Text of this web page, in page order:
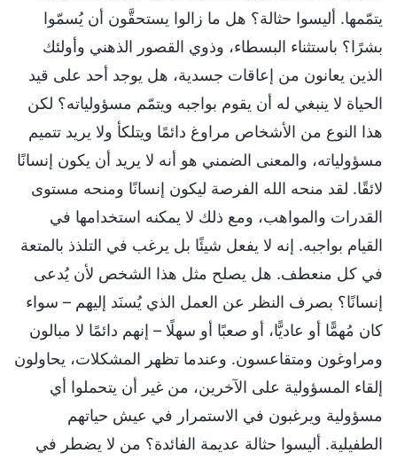
يتمّمها. أليسوا حثالة؟ هل ما زالوا يستحقَّون أن يُسمّوا
بشرًا؟ باستثناء البسطاء، وذوي القصور الذهني وأولئك
الذين يعانون من إعاقات جسدية، هل يوجد أحد على قيد
الحياة لا ينبغي له أن يقوم بواجبه ويتمّم مسؤولياته؟ لكن
هذا النوع من الأشخاص مراوغ دائمًا ويتلكأ ولا يريد تتميم
مسؤولياته، والمعنى الضمني هو أنه لا يريد أن يكون إنسانًا
لائقًا. لقد منحه الله الفرصة ليكون إنسانًا ومنحه مستوى
القدرات والمواهب، ومع ذلك لا يمكنه استخدامها في
القيام بواجبه. إنه لا يفعل شيئًا بل يرغب في التلذذ بالمتعة
في كل منعطف. هل يصلح مثل هذا الشخص لأن يُدعى
إنسانًا؟ بصرف النظر عن العمل الذي يُسنَد إليهم – سواء
كان مُهمًّا أو عاديًّا، أو صعبًا أو سهلًا – إنهم دائمًا لا مبالون
ومراوغون ومتقاعسون. وعندما تظهر المشكلات، يحاولون
إلقاء المسؤولية على الآخرين، من غير أن يتحملوا أي
مسؤولية ويرغبون في الاستمرار في عيش حياتهم
الطفيلية. أليسوا حثالة عديمة الفائدة؟ من لا يضطر في